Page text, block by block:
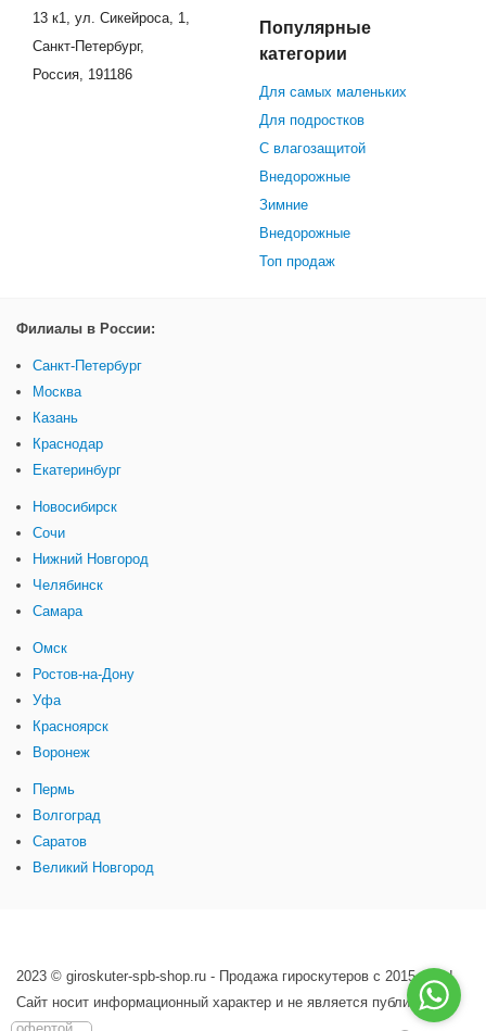
13 к1, ул. Сикейроса, 1,
Санкт-Петербург,
Россия, 191186
Популярные
категории
Для самых маленьких
Для подростков
С влагозащитой
Внедорожные
Зимние
Внедорожные
Топ продаж
Филиалы в России:
Санкт-Петербург
Москва
Казань
Краснодар
Екатеринбург
Новосибирск
Сочи
Нижний Новгород
Челябинск
Самара
Омск
Ростов-на-Дону
Уфа
Красноярск
Воронеж
Пермь
Волгоград
Саратов
Великий Новгород
2023 © giroskuter-spb-shop.ru - Продажа гироскутеров с 2015 года!
Сайт носит информационный характер и не является публичной